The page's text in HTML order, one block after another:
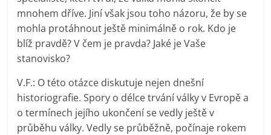
mnohem dříve. Jiní však jsou toho názoru, že by se
mohla protáhnout ještě minimálně o rok. Kdo je
blíž pravdě? V čem je pravda? Jaké je Vaše
stanovisko?
V.F.: O této otázce diskutuje nejen dnešní
historiografie. Spory o délce trvání války v Evropě a
o termínech jejího ukončení se vedly ještě v
průběhu války. Vedly se průběžně, počínaje rokem